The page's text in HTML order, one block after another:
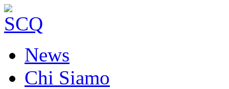
News
Chi Siamo